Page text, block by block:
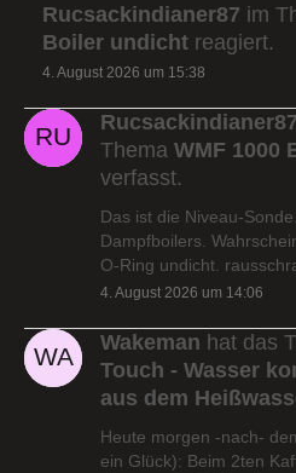
Rucsackindianer87 im
Boiler undicht reagiert.
4. August 2026 um 15:38
Rucsackindianer87
Thema WMF 1000
verfasst.
Das ist die Niveau-
Dampfboilers.
O-Ring undicht.
4. August 2026 um 14:06
Wakeman hat das
Touch - Wasser
aus dem
Heute morgen -nach-
ein Glück): Beim 2ten